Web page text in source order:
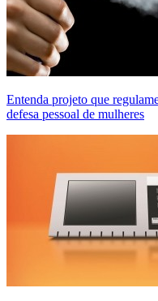
Entenda projeto que
defesa pessoal de mulheres